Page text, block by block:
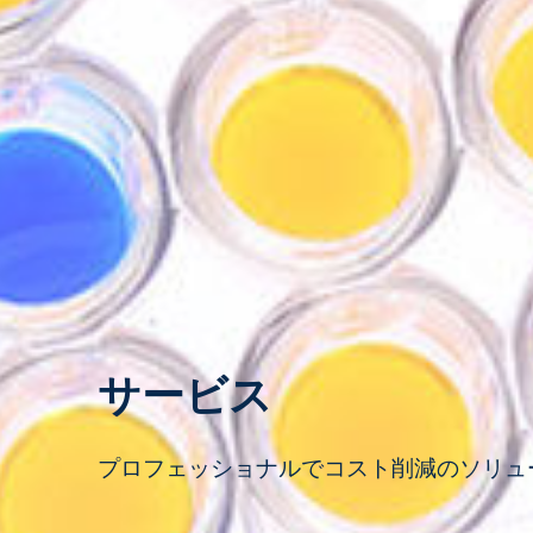
サービス
プロフェッショナルでコスト削減のソリ